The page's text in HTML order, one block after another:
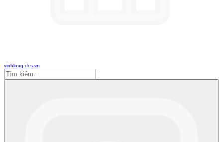
vinhlong.dcs.vn